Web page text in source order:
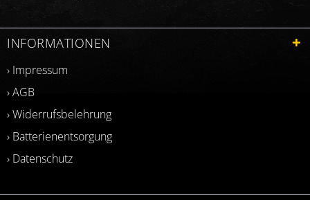
INFORMATIONEN
› Impressum
› AGB
› Widerrufsbelehrung
› Batterienentsorgung
› Datenschutz